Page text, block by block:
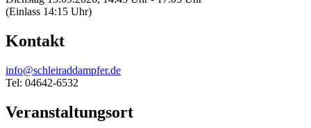
(Einlass 14:15 Uhr)
Kontakt
info@schleiraddampfer.de
Tel: 04642-6532
Veranstaltungsort